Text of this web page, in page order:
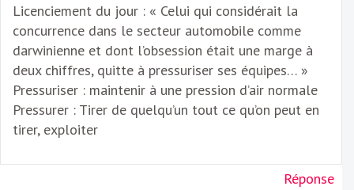
Licenciement du jour : « Celui qui considérait la
concurrence dans le secteur automobile comme
darwinienne et dont l’obsession était une marge à
deux chiffres, quitte à pressuriser ses équipes… »
Pressuriser : maintenir à une pression d’air normale
Pressurer : Tirer de quelqu’un tout ce qu’on peut en
tirer, exploiter
Réponse